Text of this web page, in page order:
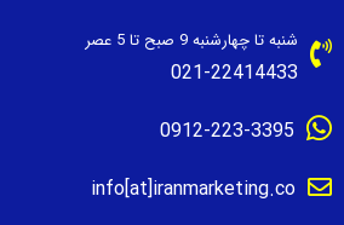
شنبه تا چهارشنبه 9 صبح تا 5 عصر
021-22414433
0912-223-3395
info[at]iranmarketing.co